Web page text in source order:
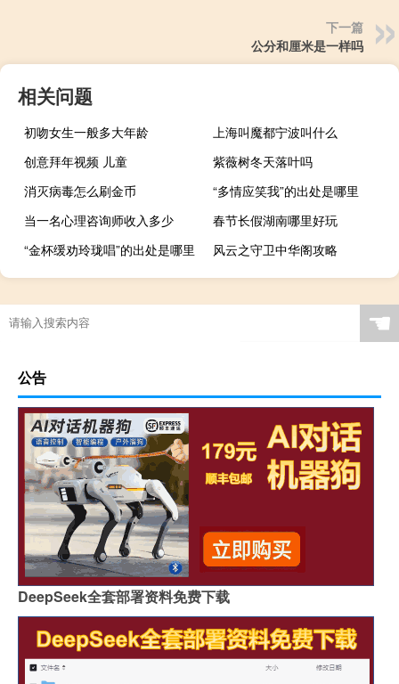
下一篇
公分和厘米是一样吗
相关问题
初吻女生一般多大年龄
上海叫魔都宁波叫什么
创意拜年视频 儿童
紫薇树冬天落叶吗
消灭病毒怎么刷金币
“多情应笑我”的出处是哪里
当一名心理咨询师收入多少
春节长假湖南哪里好玩
“金杯缓劝玲珑唱”的出处是哪里
风云之守卫中华阁攻略
☚
公告
DeepSeek全套部署资料免费下载